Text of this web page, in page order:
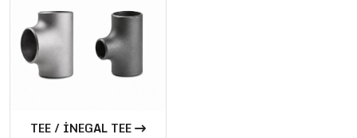
TEE / İNEGAL TEE